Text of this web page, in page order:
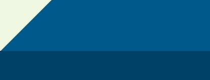
Meld deg på